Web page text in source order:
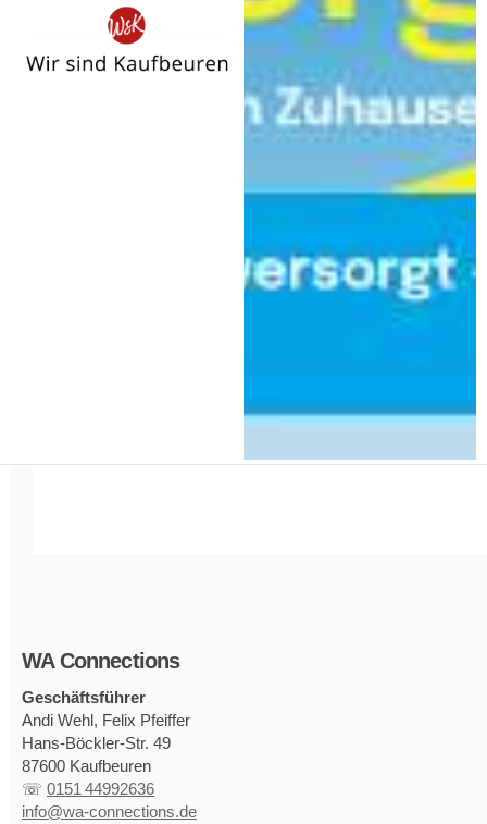
Coaching / Ausbildung / Schule
WA Connections
Geschäftsführer
Andi Wehl, Felix Pfeiffer
Hans-Böckler-Str. 49
87600 Kaufbeuren
☏ 0151 44992636
info@wa-connections.de